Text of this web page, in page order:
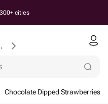
cities
postcode
Chocolate Dipped Strawberries